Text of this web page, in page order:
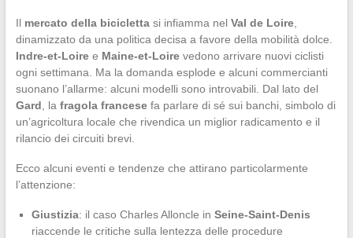
Il mercato della biciclettasi infiamma nel Val de Loire,
dinamizzato da una politica decisa a favore della mobilità dolce.
Indre-et-Loiree Maine-et-Loirevedono arrivare nuovi ciclisti
ogni settimana. Ma la domanda esplode e alcuni commercianti
suonano l’allarme: alcuni modelli sono introvabili. Dal lato del
Gard , la fragola francesefa parlare di sé sui banchi, simbolo di
un’agricoltura locale che rivendica un miglior radicamento e il
rilancio dei circuiti brevi.
Ecco alcuni eventi e tendenze che attirano particolarmente
l’attenzione:
Giustizia: il caso Charles Alloncle in Seine-Saint-Denis
riaccende le critiche sulla lentezza delle procedure